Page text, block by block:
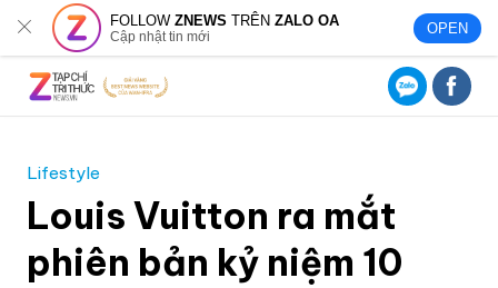
FOLLOWZNEWS TRÊNZALO OA
Cập nhật tin mới OPEN
Lifestyle
Louis Vuitton ra mắt
phiên bản kỷ niệm 10